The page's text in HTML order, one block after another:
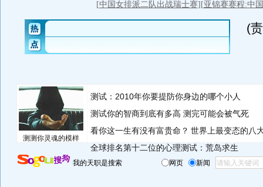
(
测测你灵魂的模样
测试：2010年你要提防你身边的哪个小人
测试你的智商到底有多高 测完可能会被气死
看你这一生有没有富贵命？ 世界上最变态的八
全球排名第十二位的心理测试：荒岛求生
我的天职是搜索 网页 新闻